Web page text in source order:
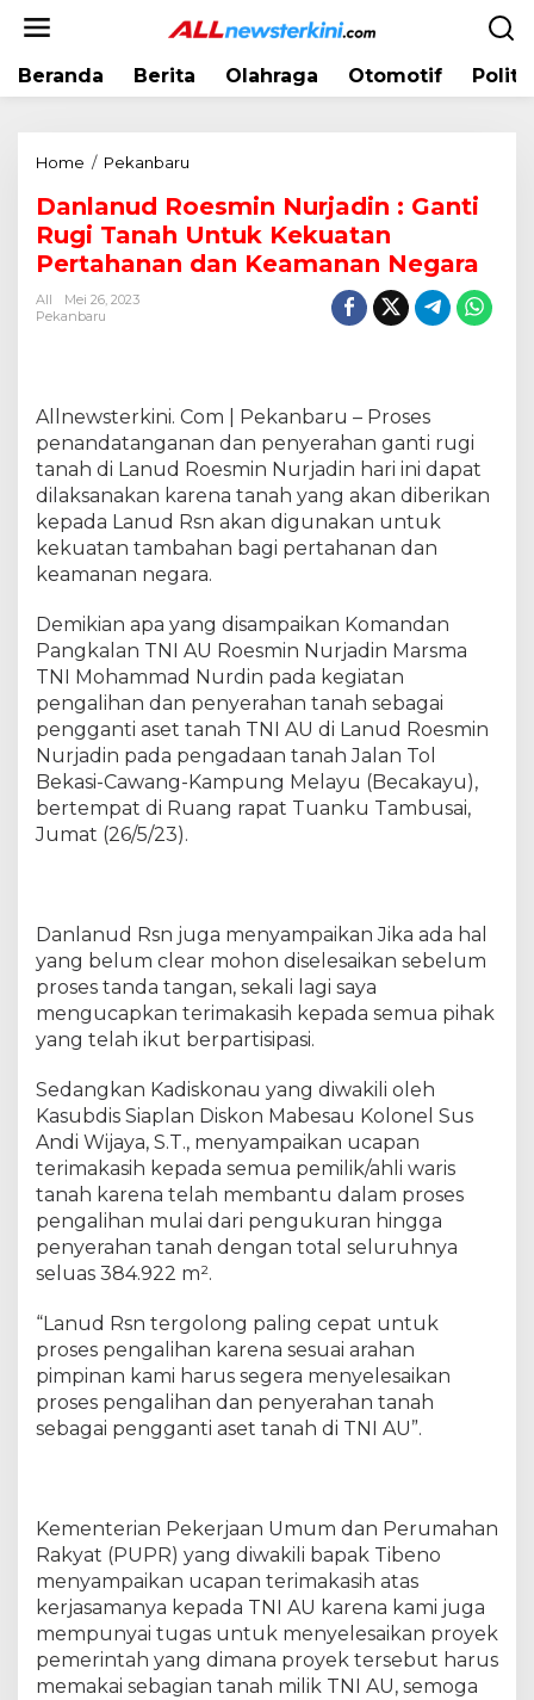
Beranda Berita Olahraga Otomotif
Home / Pekanbaru
n
l
a
s
m
i
n
N
u
r
d
n
:
G
a
n
t
a
n
a
h
n
t
u
k
K
u
a
a
n
P
e
r
a
n
d
a
n
K
Danlanud Roesmin Nurjadin : Ganti
Rugi Tanah Untuk Kekuatan
Pertahanan dan Keamanan Negara
All
Mei 26, 2023
Pekanbaru
Allnewsterkini. Com | Pekanbaru – Proses
penandatanganan dan penyerahan ganti rugi
tanah di Lanud Roesmin Nurjadin hari ini dapat
dilaksanakan karena tanah yang akan diberikan
kepada Lanud Rsn akan digunakan untuk
kekuatan tambahan bagi pertahanan dan
keamanan negara.
Demikian apa yang disampaikan Komandan
Pangkalan TNI AU Roesmin Nurjadin Marsma
TNI Mohammad Nurdin pada kegiatan
pengalihan dan penyerahan tanah sebagai
pengganti aset tanah TNI AU di Lanud Roesmin
Nurjadin pada pengadaan tanah Jalan Tol
Bekasi-Cawang-Kampung Melayu (Becakayu),
bertempat di Ruang rapat Tuanku Tambusai,
Jumat (26/5/23).
Danlanud Rsn juga menyampaikan Jika ada hal
yang belum clear mohon diselesaikan sebelum
proses tanda tangan, sekali lagi saya
mengucapkan terimakasih kepada semua pihak
yang telah ikut berpartisipasi.
Sedangkan Kadiskonau yang diwakili oleh
Kasubdis Siaplan Diskon Mabesau Kolonel Sus
Andi Wijaya, S.T., menyampaikan ucapan
terimakasih kepada semua pemilik/ahli waris
tanah karena telah membantu dalam proses
pengalihan mulai dari pengukuran hingga
penyerahan tanah dengan total seluruhnya
seluas 384.922 m².
“Lanud Rsn tergolong paling cepat untuk
proses pengalihan karena sesuai arahan
pimpinan kami harus segera menyelesaikan
proses pengalihan dan penyerahan tanah
sebagai pengganti aset tanah di TNI AU”.
Kementerian Pekerjaan Umum dan Perumahan
Rakyat (PUPR) yang diwakili bapak Tibeno
menyampaikan ucapan terimakasih atas
kerjasamanya kepada TNI AU karena kami juga
mempunyai tugas untuk menyelesaikan proyek
pemerintah yang dimana proyek tersebut harus
memakai sebagian tanah milik TNI AU, semoga